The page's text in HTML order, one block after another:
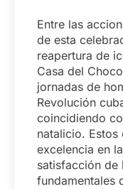
Entre las
de esta
reapertura de
Casa del
jornadas de
Revolución
coincidiendo
natalicio. Estos
excelencia en
satisfacción de
fundamentales